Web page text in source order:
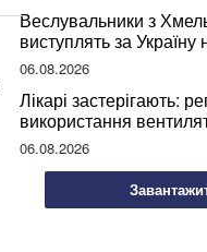
Веслувальники з
виступлять за Україну
світу
06.08.2026
Лікарі застерігають:
використання
може негативно
здоров’я
06.08.2026